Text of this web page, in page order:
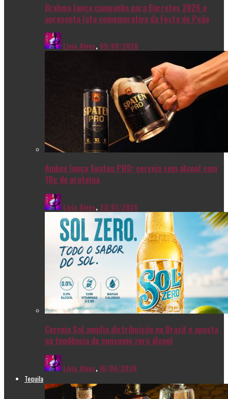
Brahma lança campanha para Barretos 2026 e
apresenta lata comemorativa da Festa do Peão
Livia Alves, 05/08/2026
Ambev lança Spaten PRO: cerveja sem álcool com
10g de proteína
Livia Alves, 23/07/2026
Cerveja Sol amplia distribuição no Brasil e aposta
na tendência de consumo zero álcool
Livia Alves,16/06/2026
Tequila